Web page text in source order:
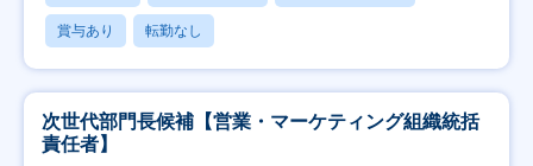
賞与あり 転勤なし
次世代部門長候補【営業・マーケティング組織統括
責任者】